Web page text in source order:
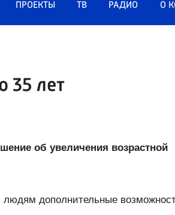
ПРОЕКТЫ ТВ РАДИО О
35 лет
об увеличения возрастной
дополнительные